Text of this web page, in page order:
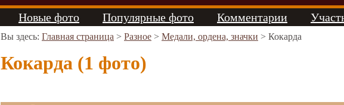
Новые фото Популярные фото Комментарии
Вы здесь: Главная страница > Разное > Медали, ордена, значки > Кокарда
Кокарда (1 фото)